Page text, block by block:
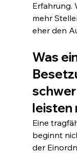
Erfahrung.
mehr
eher den
Was
leisten
Eine
beginnt
der